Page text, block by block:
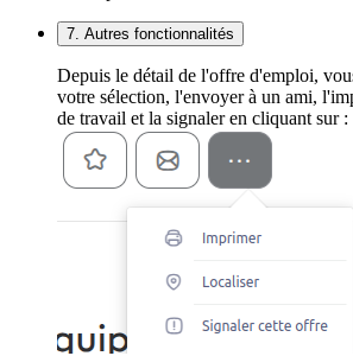
7. Autres fonctionnalités
Depuis le détail de l'offre d'emploi,
votre sélection, l'envoyer à un ami,
de travail et la signaler en cliquant sur :